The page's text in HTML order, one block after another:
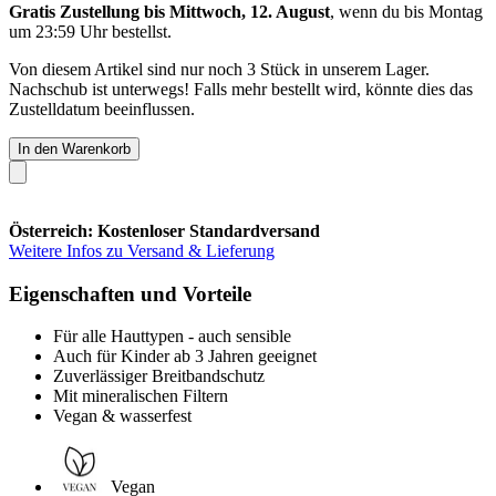
Gratis Zustellung bis Mittwoch, 12. August, wenn du bis Montag
um 23:59 Uhrbestellst.
Von diesem Artikel sind nur noch 3 Stück in unserem Lager.
Nachschub ist unterwegs! Falls mehr bestellt wird, könnte dies das
Zustelldatum beeinflussen.
In den Warenkorb
Österreich: Kostenloser Standardversand
Weitere Infos zu Versand & Lieferung
Eigenschaften und Vorteile
Für alle Hauttypen - auch sensible
Auch für Kinder ab 3 Jahren geeignet
Zuverlässiger Breitbandschutz
Mit mineralischen Filtern
Vegan & wasserfest
Vegan